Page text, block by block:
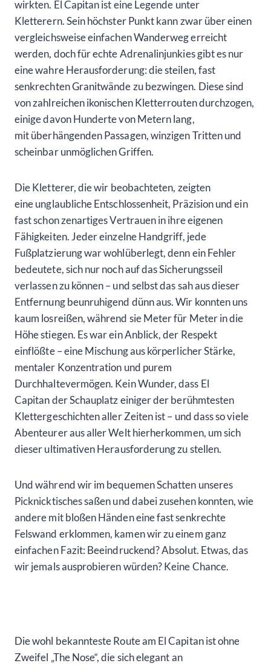
wirkten. El Capitan ist eine Legende unter
Kletterern. Sein höchster Punkt kann zwar über einen
vergleichsweise einfachen Wanderweg erreicht
werden, doch für echte Adrenalinjunkies gibt es nur
eine wahre Herausforderung: die steilen, fast
senkrechten Granitwände zu bezwingen. Diese sind
von zahlreichen ikonischen Kletterrouten durchzogen,
einige davon Hunderte von Metern lang,
mit überhängenden Passagen, winzigen Tritten und
scheinbar unmöglichen Griffen.
Die Kletterer, die wir beobachteten, zeigten
eine unglaubliche Entschlossenheit, Präzision und ein
fast schon zenartiges Vertrauen in ihre eigenen
Fähigkeiten. Jeder einzelne Handgriff, jede
Fußplatzierung war wohlüberlegt, denn ein Fehler
bedeutete, sich nur noch auf das Sicherungsseil
verlassen zu können – und selbst das sah aus dieser
Entfernung beunruhigend dünn aus. Wir konnten uns
kaum losreißen, während sie Meter für Meter in die
Höhe stiegen. Es war ein Anblick, der Respekt
einflößte – eine Mischung aus körperlicher Stärke,
mentaler Konzentration und purem
Durchhaltevermögen. Kein Wunder, dass El
Capitan der Schauplatz einiger der berühmtesten
Klettergeschichten aller Zeiten ist – und dass so viele
Abenteurer aus aller Welt hierherkommen, um sich
dieser ultimativen Herausforderung zu stellen.
Und während wir im bequemen Schatten unseres
Picknicktisches saßen und dabei zusehen konnten, wie
andere mit bloßen Händen eine fast senkrechte
Felswand erklommen, kamen wir zu einem ganz
einfachen Fazit: Beeindruckend? Absolut. Etwas, das
wir jemals ausprobieren würden? Keine Chance.
Die wohl bekannteste Route am El Capitan ist ohne
Zweifel „The Nose“, die sich elegant an